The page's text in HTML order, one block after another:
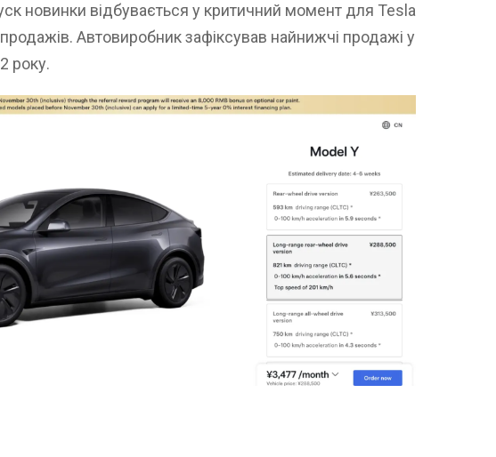
новинки відбувається у критичний момент для Tesla
Автовиробник зафіксував найнижчі продажі у
року.